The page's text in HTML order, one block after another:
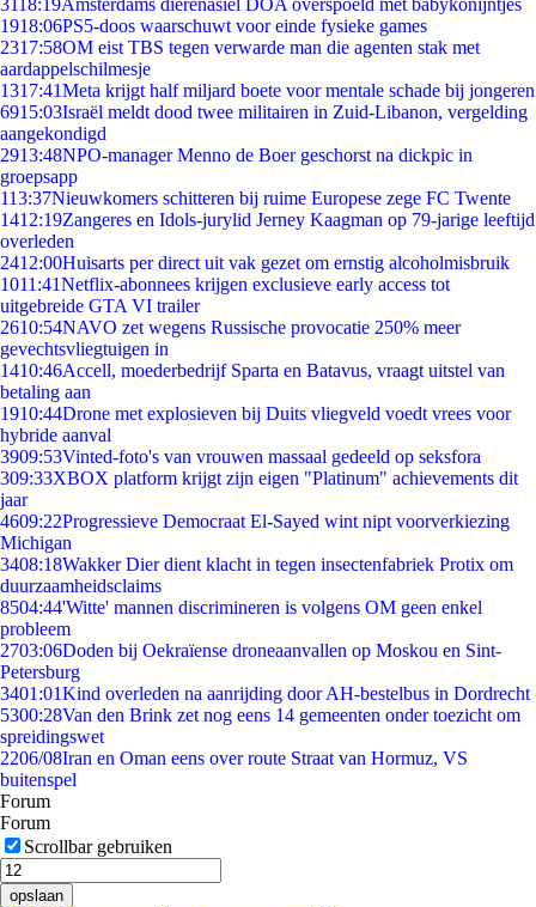
3118:19Amsterdams dierenasiel DOA overspoeld met babykonijntjes
1918:06PS5-doos waarschuwt voor einde fysieke games
2317:58OM eist TBS tegen verwarde man die agenten stak met
aardappelschilmesje
1317:41Meta krijgt half miljard boete voor mentale schade bij jongeren
6915:03Israël meldt dood twee militairen in Zuid-Libanon, vergelding
aangekondigd
2913:48NPO-manager Menno de Boer geschorst na dickpic in
groepsapp
113:37Nieuwkomers schitteren bij ruime Europese zege FC Twente
1412:19Zangeres en Idols-jurylid Jerney Kaagman op 79-jarige leeftijd
overleden
2412:00Huisarts per direct uit vak gezet om ernstig alcoholmisbruik
1011:41Netflix-abonnees krijgen exclusieve early access tot
uitgebreide GTA VI trailer
2610:54NAVO zet wegens Russische provocatie 250% meer
gevechtsvliegtuigen in
1410:46Accell, moederbedrijf Sparta en Batavus, vraagt uitstel van
betaling aan
1910:44Drone met explosieven bij Duits vliegveld voedt vrees voor
hybride aanval
3909:53Vinted-foto's van vrouwen massaal gedeeld op seksfora
309:33XBOX platform krijgt zijn eigen "Platinum" achievements dit
jaar
4609:22Progressieve Democraat El-Sayed wint nipt voorverkiezing
Michigan
3408:18Wakker Dier dient klacht in tegen insectenfabriek Protix om
duurzaamheidsclaims
8504:44'Witte' mannen discrimineren is volgens OM geen enkel
probleem
2703:06Doden bij Oekraïense droneaanvallen op Moskou en Sint-
Petersburg
3401:01Kind overleden na aanrijding door AH-bestelbus in Dordrecht
5300:28Van den Brink zet nog eens 14 gemeenten onder toezicht om
spreidingswet
2206/08Iran en Oman eens over route Straat van Hormuz, VS
buitenspel
Forum
Forum
Scrollbar gebruiken
opslaan